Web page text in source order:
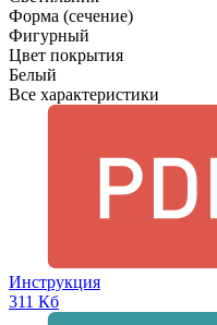
Форма (сечение)
Фигурный
Цвет покрытия
Белый
Все характеристики
Инструкция
311 Кб